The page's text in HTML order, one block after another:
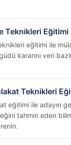
Teknikleri Eğitimi
eğitimi ile
kararını veri
Teknikleri
eğitimi ile adayın
tahmin eden